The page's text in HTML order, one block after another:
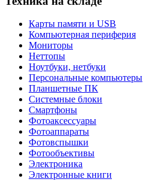
Карты памяти и USB
Компьютерная периферия
Мониторы
Неттопы
Ноутбуки, нетбуки
Персональные компьютеры
Планшетные ПК
Системные блоки
Смартфоны
Фотоаксессуары
Фотоаппараты
Фотовспышки
Фотообъективы
Электроника
Электронные книги